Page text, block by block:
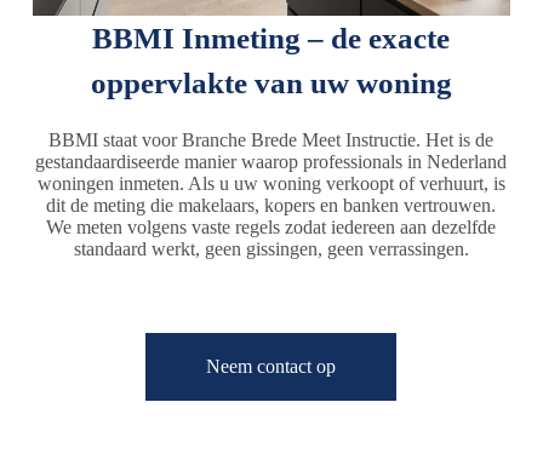
BBMI Inmeting – de exacte
oppervlakte van uw woning
BBMI staat voor Branche Brede Meet Instructie. Het is de
gestandaardiseerde manier waarop professionals in Nederland
woningen inmeten. Als u uw woning verkoopt of verhuurt, is
dit de meting die makelaars, kopers en banken vertrouwen.
We meten volgens vaste regels zodat iedereen aan dezelfde
standaard werkt, geen gissingen, geen verrassingen.
Neem contact op